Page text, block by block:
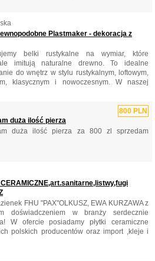
Plastmaker - dekoracja z
belki rustykalne na wymiar, które
imitują naturalne drewno. To idealne
do wnętrz w stylu rustykalnym, loftowym,
klasycznym i nowoczesnym. W naszej
800 PLN
duża ilość pierza
duża ilość pierza za 800 zl sprzedam
CERAMICZNE,art.sanitarne,listwy,fugi
FHU "PAX"OLKUSZ, EWA KURZAWA z
doświadczeniem w branży serdecznie
W ofercie posiadamy płytki ceramiczne
polskich producentów oraz import ,kleje i